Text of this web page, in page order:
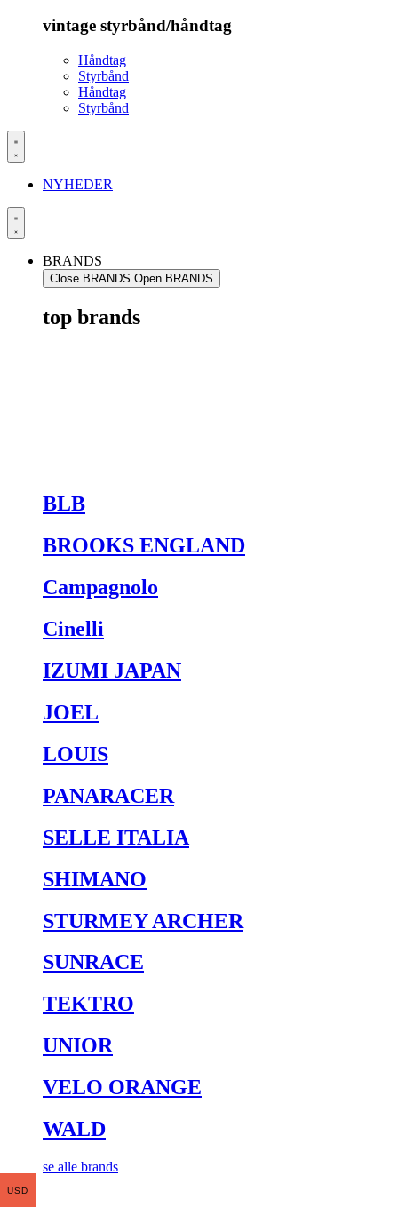
vintage styrbånd/håndtag
Håndtag
Styrbånd
Håndtag
Styrbånd
NYHEDER
BRANDS
Close BRANDS Open BRANDS
top brands
BLB
BROOKS ENGLAND
Campagnolo
Cinelli
IZUMI JAPAN
JOEL
LOUIS
PANARACER
SELLE ITALIA
SHIMANO
STURMEY ARCHER
SUNRACE
TEKTRO
UNIOR
VELO ORANGE
WALD
se alle brands
USD